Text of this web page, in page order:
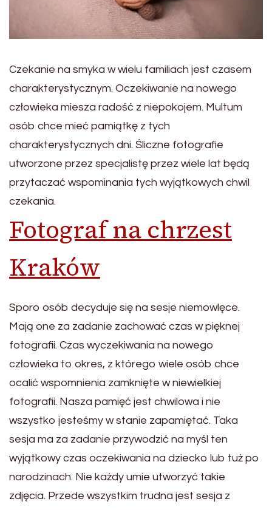
Czekanie na smyka w wielu familiach jest czasem
charakterystycznym. Oczekiwanie na nowego
człowieka miesza radość z niepokojem. Multum
osób chce mieć pamiątkę z tych
charakterystycznych dni. Śliczne fotografie
utworzone przez specjalistę przez wiele lat będą
przytaczać wspominania tych wyjątkowych chwil
czekania.
Fotograf na chrzest
Kraków
Sporo osób decyduje się na sesje niemowlęce.
Mają one za zadanie zachować czas w pięknej
fotografii. Czas wyczekiwania na nowego
człowieka to okres, z którego wiele osób chce
ocalić wspomnienia zamknięte w niewielkiej
fotografii. Nasza pamięć jest chwilowa i nie
wszystko jesteśmy w stanie zapamiętać. Taka
sesja ma za zadanie przywodzić na myśl ten
wyjątkowy czas oczekiwania na dziecko lub tuż po
narodzinach. Nie każdy umie utworzyć takie
zdjęcia. Przede wszystkim trudna jest sesja z